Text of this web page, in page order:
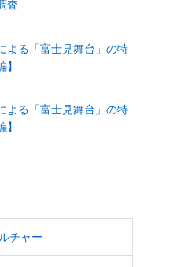
査
よる「富士見舞台」の特
よる「富士見舞台」の特
チャー